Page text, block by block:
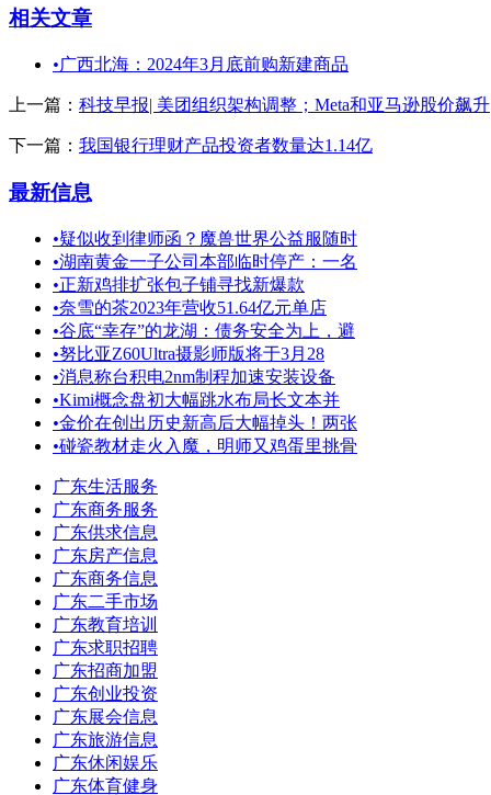
相关文章
•广西北海：2024年3月底前购新建商品
上一篇： 科技早报| 美团组织架构调整；Meta和亚马逊股价飙升
下一篇： 我国银行理财产品投资者数量达1.14亿
最新信息
•疑似收到律师函？魔兽世界公益服随时
•湖南黄金一子公司本部临时停产：一名
•正新鸡排扩张包子铺寻找新爆款
•奈雪的茶2023年营收51.64亿元单店
•谷底“幸存”的龙湖：债务安全为上，避
•努比亚Z60Ultra摄影师版将于3月28
•消息称台积电2nm制程加速安装设备
•Kimi概念盘初大幅跳水布局长文本并
•金价在创出历史新高后大幅掉头！两张
•碰瓷教材走火入魔，明师又鸡蛋里挑骨
广东生活服务
广东商务服务
广东供求信息
广东房产信息
广东商务信息
广东二手市场
广东教育培训
广东求职招聘
广东招商加盟
广东创业投资
广东展会信息
广东旅游信息
广东休闲娱乐
广东体育健身